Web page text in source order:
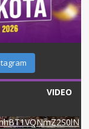
VIDEO